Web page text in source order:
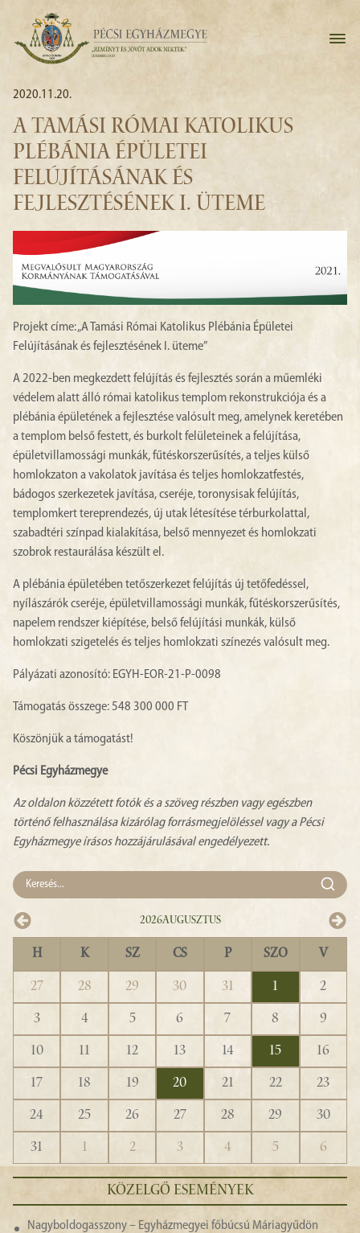
2020.11.20.
A TAMÁSI RÓMAI KATOLIKUS
PLÉBÁNIA ÉPÜLETEI
FELÚJÍTÁSÁNAK ÉS
FEJLESZTÉSÉNEK I. ÜTEME
Projekt címe: „A Tamási Római Katolikus Plébánia Épületei
Felújításának és fejlesztésének I. üteme”
A 2022-ben megkezdett felújítás és fejlesztés során a műemléki
védelem alatt álló római katolikus templom rekonstrukciója és a
plébánia épületének a fejlesztése valósult meg, amelynek keretében
a templom belső festett, és burkolt felületeinek a felújítása,
épületvillamossági munkák, fűtéskorszerűsítés, a teljes külső
homlokzaton a vakolatok javítása és teljes homlokzatfestés,
bádogos szerkezetek javítása, cseréje, toronysisak felújítás,
templomkert tereprendezés, új utak létesítése térburkolattal,
szabadtéri színpad kialakítása, belső mennyezet és homlokzati
szobrok restaurálása készült el.
A plébánia épületében tetőszerkezet felújítás új tetőfedéssel,
nyílászárók cseréje, épületvillamossági munkák, fűtéskorszerűsítés,
napelem rendszer kiépítése, belső felújítási munkák, külső
homlokzati szigetelés és teljes homlokzati színezés valósult meg.
Pályázati azonosító: EGYH-EOR-21-P-0098
Támogatás összege: 548 300 000 FT
Köszönjük a támogatást!
Pécsi Egyházmegye
Az oldalon közzétett fotók és a szöveg részben vagy egészben
történő felhasználása kizárólag forrásmegjelöléssel vagy a Pécsi
Egyházmegye írásos hozzájárulásával engedélyezett.
2026Augusztus
H K SZ CS P SZO V
27 28 29 30 31 1
2
3
4 5 6 7 8
9
10
11 12 13 14 15
16
17
18 19 20 21 22
23
24
25 26 27 28 29
30
31
1 2 3 4 5 6
KÖZELGŐ ESEMÉNYEK
Nagyboldogasszony – Egyházmegyei főbúcsú Máriagyűdön